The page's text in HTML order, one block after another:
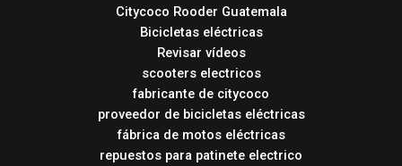
Citycoco Rooder Guatemala
Bicicletas eléctricas
Revisar vídeos
scooters electricos
fabricante de citycoco
proveedor de bicicletas eléctricas
fábrica de motos eléctricas
repuestos para patinete electrico